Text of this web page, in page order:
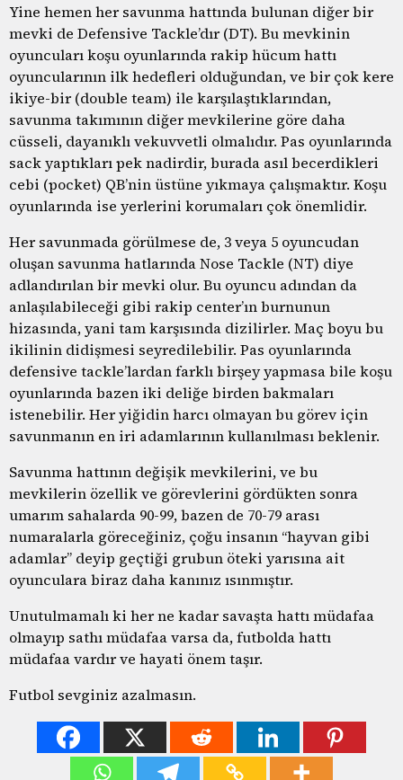
Yine hemen her savunma hattında bulunan diğer bir
mevki de Defensive Tackle’dır (DT). Bu mevkinin
oyuncuları koşu oyunlarında rakip hücum hattı
oyuncularının ilk hedefleri olduğundan, ve bir çok kere
ikiye-bir (double team) ile karşılaştıklarından,
savunma takımının diğer mevkilerine göre daha
cüsseli, dayanıklı vekuvvetli olmalıdır. Pas oyunlarında
sack yaptıkları pek nadirdir, burada asıl becerdikleri
cebi (pocket) QB’nin üstüne yıkmaya çalışmaktır. Koşu
oyunlarında ise yerlerini korumaları çok önemlidir.
Her savunmada görülmese de, 3 veya 5 oyuncudan
oluşan savunma hatlarında Nose Tackle (NT) diye
adlandırılan bir mevki olur. Bu oyuncu adından da
anlaşılabileceği gibi rakip center’ın burnunun
hizasında, yani tam karşısında dizilirler. Maç boyu bu
ikilinin didişmesi seyredilebilir. Pas oyunlarında
defensive tackle’lardan farklı birşey yapmasa bile koşu
oyunlarında bazen iki deliğe birden bakmaları
istenebilir. Her yiğidin harcı olmayan bu görev için
savunmanın en iri adamlarının kullanılması beklenir.
Savunma hattının değişik mevkilerini, ve bu
mevkilerin özellik ve görevlerini gördükten sonra
umarım sahalarda 90-99, bazen de 70-79 arası
numaralarla göreceğiniz, çoğu insanın “hayvan gibi
adamlar” deyip geçtiği grubun öteki yarısına ait
oyunculara biraz daha kanınız ısınmıştır.
Unutulmamalı ki her ne kadar savaşta hattı müdafaa
olmayıp sathı müdafaa varsa da, futbolda hattı
müdafaa vardır ve hayati önem taşır.
Futbol sevginiz azalmasın.